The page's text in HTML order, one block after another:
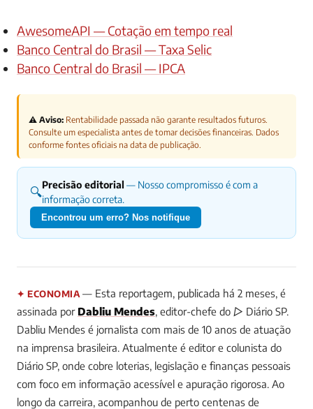
AwesomeAPI — Cotação em tempo real
Banco Central do Brasil — Taxa Selic
Banco Central do Brasil — IPCA
⚠️ Aviso: Rentabilidade passada não garante resultados futuros.
Consulte um especialista antes de tomar decisões financeiras. Dados
conforme fontes oficiais na data de publicação.
🔍Precisão editorial — Nosso compromisso é com a
informação correta.
Encontrou um erro? Nos notifique
✦ ECONOMIA — Esta reportagem, publicada há 2 meses, é
assinada por Dabliu Mendes, editor-chefe do ▷ Diário SP.
Dabliu Mendes é jornalista com mais de 10 anos de atuação
na imprensa brasileira. Atualmente é editor e colunista do
Diário SP, onde cobre loterias, legislação e finanças pessoais
com foco em informação acessível e apuração rigorosa. Ao
longo da carreira, acompanhou de perto centenas de